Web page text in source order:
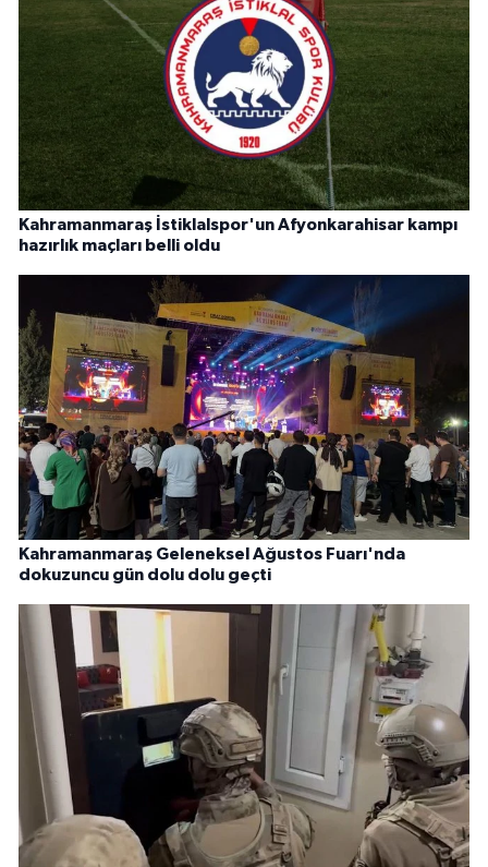
Kahramanmaraş İstiklalspor'un Afyonkarahisar kampı
hazırlık maçları belli oldu
Kahramanmaraş Geleneksel Ağustos Fuarı'nda
dokuzuncu gün dolu dolu geçti